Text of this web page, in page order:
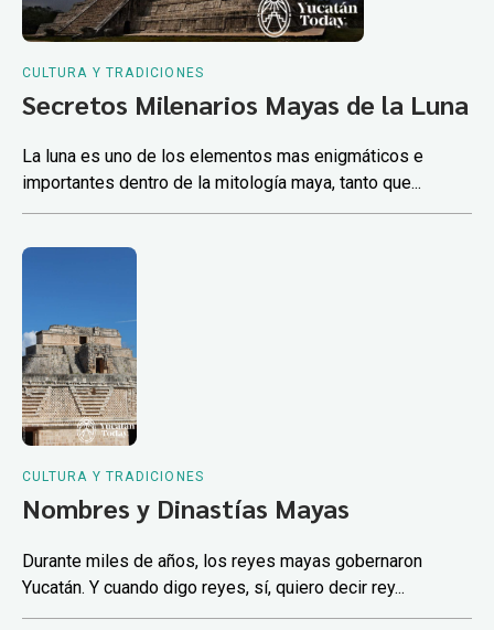
CULTURA Y TRADICIONES
Secretos Milenarios Mayas de la Luna
La luna es uno de los elementos mas enigmáticos e
importantes dentro de la mitología maya, tanto que...
CULTURA Y TRADICIONES
Nombres y Dinastías Mayas
Durante miles de años, los reyes mayas gobernaron
Yucatán. Y cuando digo reyes, sí, quiero decir rey...